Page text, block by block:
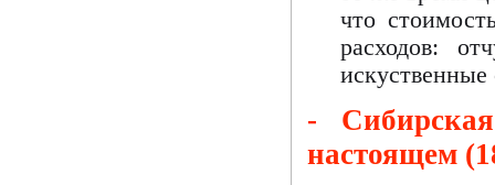
что
расходов:
искуственные
-
настоящем